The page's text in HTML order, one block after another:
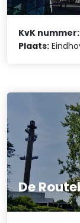
KvK nummer:
Plaats:
De